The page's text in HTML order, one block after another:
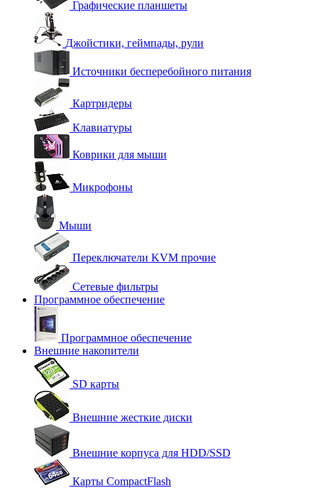
Графические планшеты
Джойстики, геймпады, рули
Источники бесперебойного питания
Картридеры
Клавиатуры
Коврики для мыши
Микрофоны
Мыши
Переключатели KVM прочие
Сетевые фильтры
Программное обеспечение
Программное обеспечение
Внешние накопители
SD карты
Внешние жесткие диски
Внешние корпуса для HDD/SSD
Карты CompactFlash